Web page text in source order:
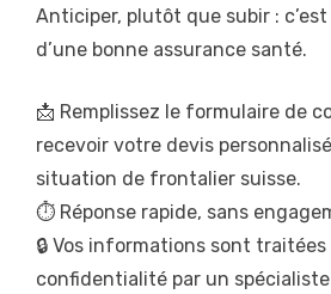
Anticiper, plutôt que subir :
d’une bonne assurance santé.
📩 Remplissez le formulaire de
recevoir votre devis
situation de frontalier suisse.
⏱️ Réponse rapide, sans
🔒 Vos informations sont
confidentialité par un